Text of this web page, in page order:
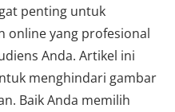
penting untuk
online yang profesional
Anda. Artikel ini
menghindari gambar
Baik Anda memilih